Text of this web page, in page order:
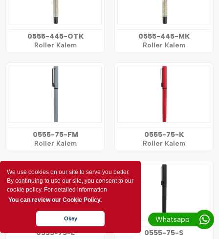
We use cookies on our site to serve you better.
By continuing to use our site, you consent to our
cookie policy. For detailed information
You can review our Cookie Policy.
Okey
0555-445-OTK
Roller Kalem
0555-445-MK
Roller Kalem
0555-75-FM
Roller Kalem
0555-75-K
Roller Kalem
0555-75-L
0555-75-S
Whatsapp